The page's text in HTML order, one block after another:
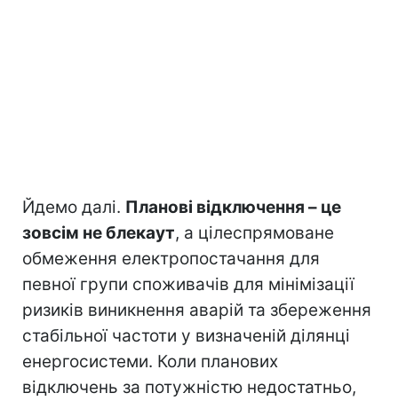
Йдемо далі. Планові відключення – це
зовсім не блекаут, а цілеспрямоване
обмеження електропостачання для
певної групи споживачів для мінімізації
ризиків виникнення аварій та збереження
стабільної частоти у визначеній ділянці
енергосистеми. Коли планових
відключень за потужністю недостатньо,